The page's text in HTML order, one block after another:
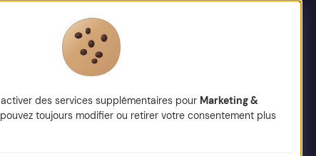
votre@email.fr
des services supplémentaires pour Marketing &
toujours modifier ou retirer votre consentement plus